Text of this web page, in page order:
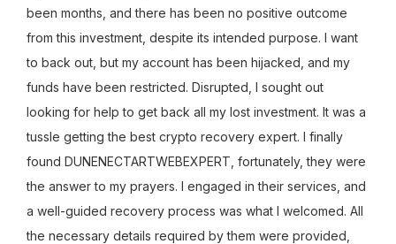
been months, and there has been no positive outcome
from this investment, despite its intended purpose. I want
to back out, but my account has been hijacked, and my
funds have been restricted. Disrupted, I sought out
looking for help to get back all my lost investment. It was a
tussle getting the best crypto recovery expert. I finally
found DUNENECTARTWEBEXPERT, fortunately, they were
the answer to my prayers. I engaged in their services, and
a well-guided recovery process was what I welcomed. All
the necessary details required by them were provided,